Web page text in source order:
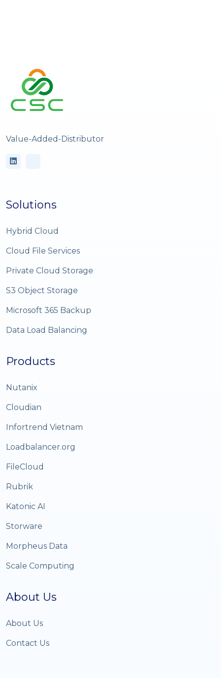
Value-Added-Distributor
Solutions
Hybrid Cloud
Cloud File Services
Private Cloud Storage
S3 Object Storage
Microsoft 365 Backup
Data Load Balancing
Products
Nutanix
Cloudian
Infortrend Vietnam
Loadbalancer.org
FileCloud
Rubrik
Katonic AI
Storware
Morpheus Data
Scale Computing
About Us
About Us
Contact Us